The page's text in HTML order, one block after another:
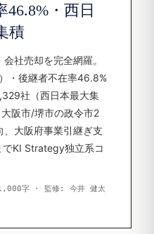
・西日
積
社売却を完全網羅。
・後継者不在率46.8%
社（西日本最大集
阪市/堺市の政令市2
大阪府事業引継ぎ支
KI Strategy独立系コ
字 · 監修: 今井 健太